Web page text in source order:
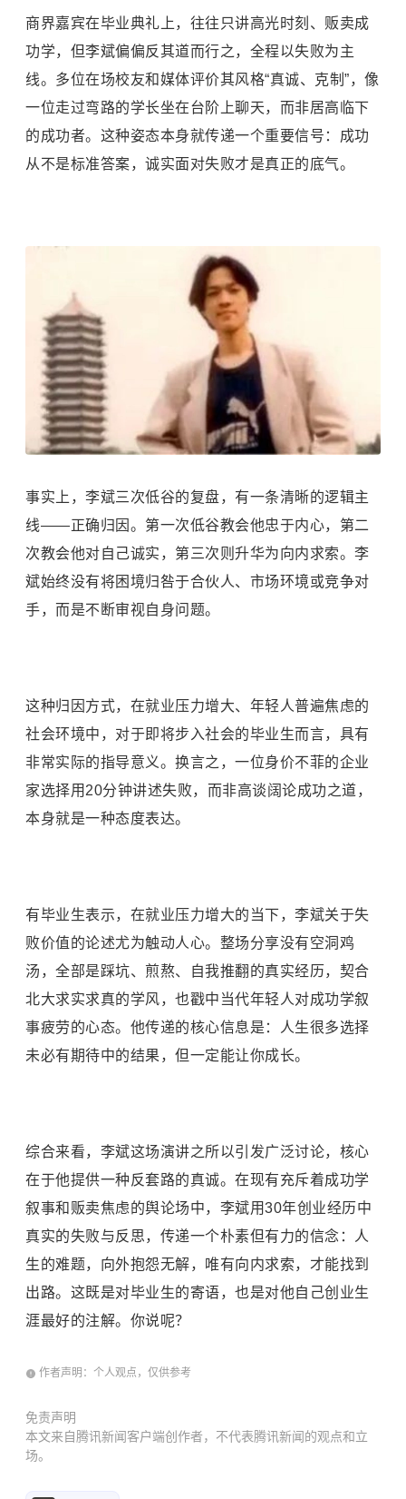
商界嘉宾在毕业典礼上，往往只讲高光时刻、贩卖成
功学，但李斌偏偏反其道而行之，全程以失败为主
线。多位在场校友和媒体评价其风格“真诚、克制”，像
一位走过弯路的学长坐在台阶上聊天，而非居高临下
的成功者。这种姿态本身就传递一个重要信号：成功
从不是标准答案，诚实面对失败才是真正的底气。
事实上，李斌三次低谷的复盘，有一条清晰的逻辑主
线——正确归因。第一次低谷教会他忠于内心，第二
次教会他对自己诚实，第三次则升华为向内求索。李
斌始终没有将困境归咎于合伙人、市场环境或竞争对
手，而是不断审视自身问题。
这种归因方式，在就业压力增大、年轻人普遍焦虑的
社会环境中，对于即将步入社会的毕业生而言，具有
非常实际的指导意义。换言之，一位身价不菲的企业
家选择用20分钟讲述失败，而非高谈阔论成功之道，
本身就是一种态度表达。
有毕业生表示，在就业压力增大的当下，李斌关于失
败价值的论述尤为触动人心。整场分享没有空洞鸡
汤，全部是踩坑、煎熬、自我推翻的真实经历，契合
北大求实求真的学风，也戳中当代年轻人对成功学叙
事疲劳的心态。他传递的核心信息是：人生很多选择
未必有期待中的结果，但一定能让你成长。
综合来看，李斌这场演讲之所以引发广泛讨论，核心
在于他提供一种反套路的真诚。在现有充斥着成功学
叙事和贩卖焦虑的舆论场中，李斌用30年创业经历中
真实的失败与反思，传递一个朴素但有力的信念：人
生的难题，向外抱怨无解，唯有向内求索，才能找到
出路。这既是对毕业生的寄语，也是对他自己创业生
涯最好的注解。你说呢？
作者声明：个人观点，仅供参考
免责声明
本文来自腾讯新闻客户端创作者，不代表腾讯新闻的观点和立
场。